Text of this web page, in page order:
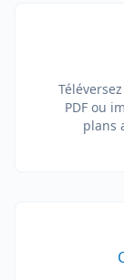
PDF ou
plans